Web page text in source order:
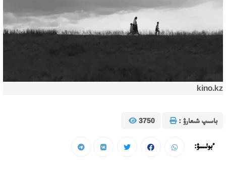
kino.kz
باسىپ شىعارۋ : 3750
ءبولىسۋ: